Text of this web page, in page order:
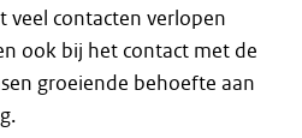
veel contacten verlopen
ook bij het contact met de
groeiende behoefte aan